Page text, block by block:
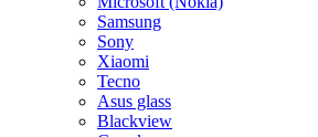
Samsung
Sony
Xiaomi
Tecno
Asus glass
Blackview